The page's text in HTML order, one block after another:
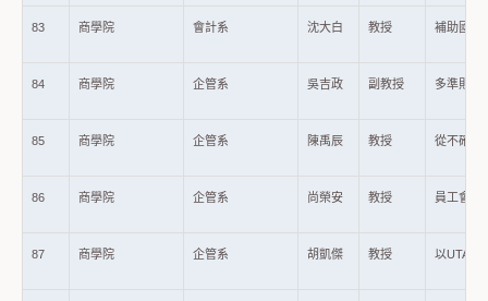
83 商學院 會計系 沈大白 教授 補助國內
84 商學院 企管系 吳吉政 副教授 多準則決
85 商學院 企管系 陳禹辰 教授 從不確定
86 商學院 企管系 尚榮安 教授 員工會使
87 商學院 企管系 胡凱傑 教授 以